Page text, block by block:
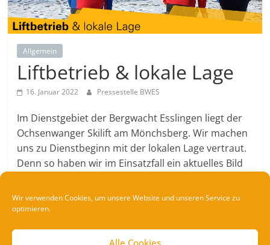
Wir verwenden Cookies, um unsere Website und unseren Service zu
optimieren.
Alle Cookies
Allgemein
Liftbetrieb & lokale Lage
16. Januar 2022 Pressestelle BWES
Im Dienstgebiet der Bergwacht Esslingen liegt der
Ochsenwanger Skilift am Mönchsberg. Wir machen
uns zu Dienstbeginn mit der lokalen Lage vertraut.
Denn so haben wir im Einsatzfall ein aktuelles Bild
mit sich brachte, besser einschätzen.
Im Winter prüfen wir über unsere persönliche
Rettungsmaterial auf der Rettungsstation auch das